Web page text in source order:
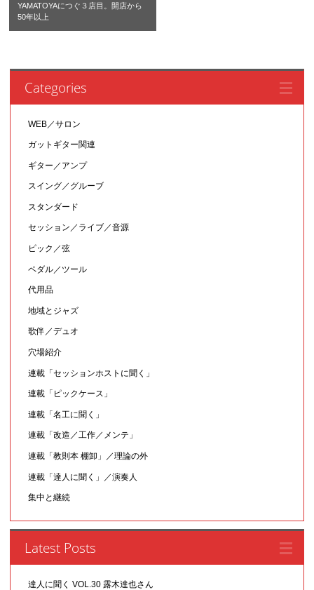
YAMATOYAにつぐ３店目。開店から
50年以上
Categories
WEB／サロン
ガットギター関連
ギター／アンプ
スイング／グルーブ
スタンダード
セッション／ライブ／音源
ピック／弦
ペダル／ツール
代用品
地域とジャズ
歌伴／デュオ
穴場紹介
連載「セッションホストに聞く」
連載「ピックケース」
連載「名工に聞く」
連載「改造／工作／メンテ」
連載「教則本 棚卸」／理論の外
連載「達人に聞く」／演奏人
集中と継続
Latest Posts
達人に聞く VOL.30 露木達也さん